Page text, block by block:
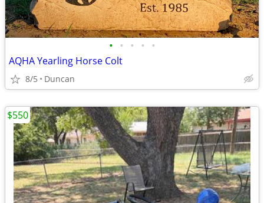
• • • • •
AQHA Yearling Horse Colt
8/5 Duncan
$550